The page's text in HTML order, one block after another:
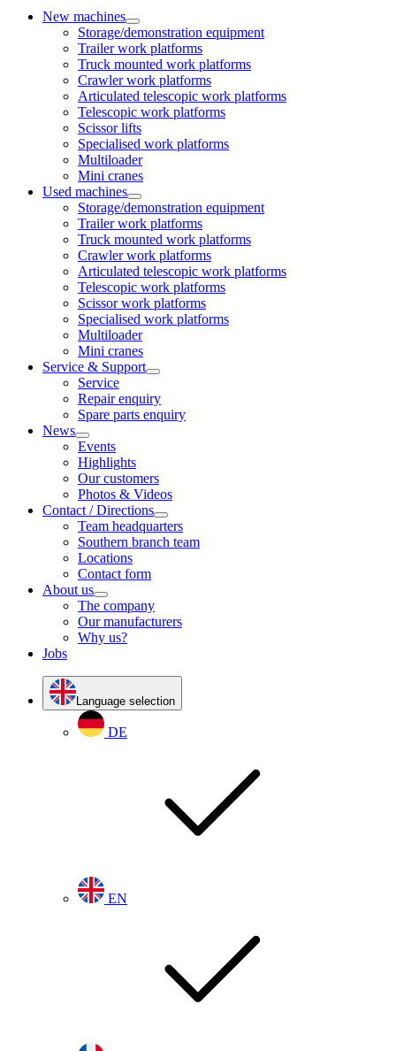
New machines
Storage/demonstration equipment
Trailer work platforms
Truck mounted work platforms
Crawler work platforms
Articulated telescopic work platforms
Telescopic work platforms
Scissor lifts
Specialised work platforms
Multiloader
Mini cranes
Used machines
Storage/demonstration equipment
Trailer work platforms
Truck mounted work platforms
Crawler work platforms
Articulated telescopic work platforms
Telescopic work platforms
Scissor work platforms
Specialised work platforms
Multiloader
Mini cranes
Service & Support
Service
Repair enquiry
Spare parts enquiry
News
Events
Highlights
Our customers
Photos & Videos
Contact / Directions
Team headquarters
Southern branch team
Locations
Contact form
About us
The company
Our manufacturers
Why us?
Jobs
Language selection
DE
EN